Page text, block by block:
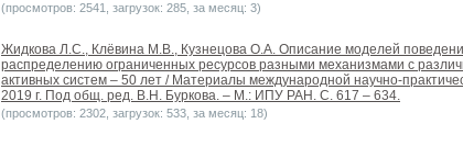
(просмотров: 2541, загрузок: 285, за месяц: 3)
Жидкова Л.С., Клёвина М.В., Кузнецова О.А. Описание моделей
распределению ограниченных ресурсов разными механизмами с
активных систем – 50 лет / Материалы международной научно-
2019 г. Под общ. ред. В.Н. Буркова. – М.: ИПУ РАН. C. 617 – 634.
(просмотров: 2302, загрузок: 533, за месяц: 18)